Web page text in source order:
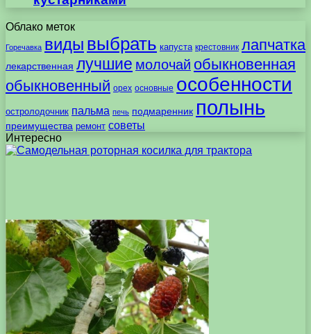
Облако меток
Горечавка виды выбрать капуста крестовник лапчатка
лекарственная лучшие молочай обыкновенная
обыкновенный орех основные особенности
остролодочник пальма печь подмаренник полынь
преимущества ремонт советы
Интересно